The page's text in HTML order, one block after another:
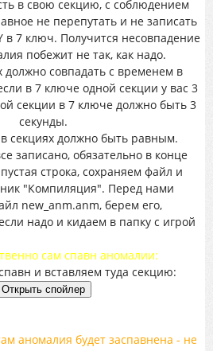
в свою секцию, с соблюдением
не перепутать и не записать
в 7 ключ. Получится несовпадение
побежит не так, как надо.
должно совпадать с временем в
в 7 ключе одной секции у вас 3
секции в 7 ключе должно быть 3
секунды.
секциях должно быть равным.
записано, обязательно в конце
строка, сохраняем файл и
"Компиляция". Перед нами
new_anm.anm, берем его,
надо и кидаем в папку с игрой
сам спавн аномалии:
и вставляем туда секцию:
аномалия будет заспавнена - не